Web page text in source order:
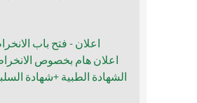
اعلان - فتح باب
اعلان هام بخصوص الانخراط
الشهادة الطبية +شهادة